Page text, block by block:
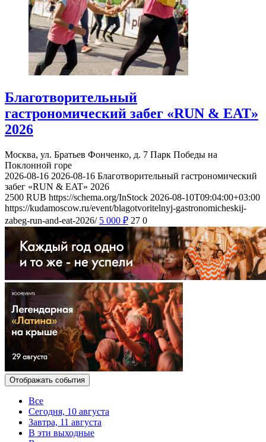
Благотворительный
гастрономический забег «RUN & EAT»
2026
Москва, ул. Братьев Фонченко, д. 7 Парк Победы на
Поклонной горе
2026-08-16 2026-08-16 Благотворительный гастрономический
забег «RUN & EAT» 2026
2500 RUB https://schema.org/InStock 2026-08-10T09:04:00+03:00
https://kudamoscow.ru/event/blagotvoritelnyj-gastronomicheskij-
zabeg-run-and-eat-2026/ 5 000 ₽ 27 0
Отображать события
Все
Сегодня, 10 августа
Завтра, 11 августа
В эти выходные